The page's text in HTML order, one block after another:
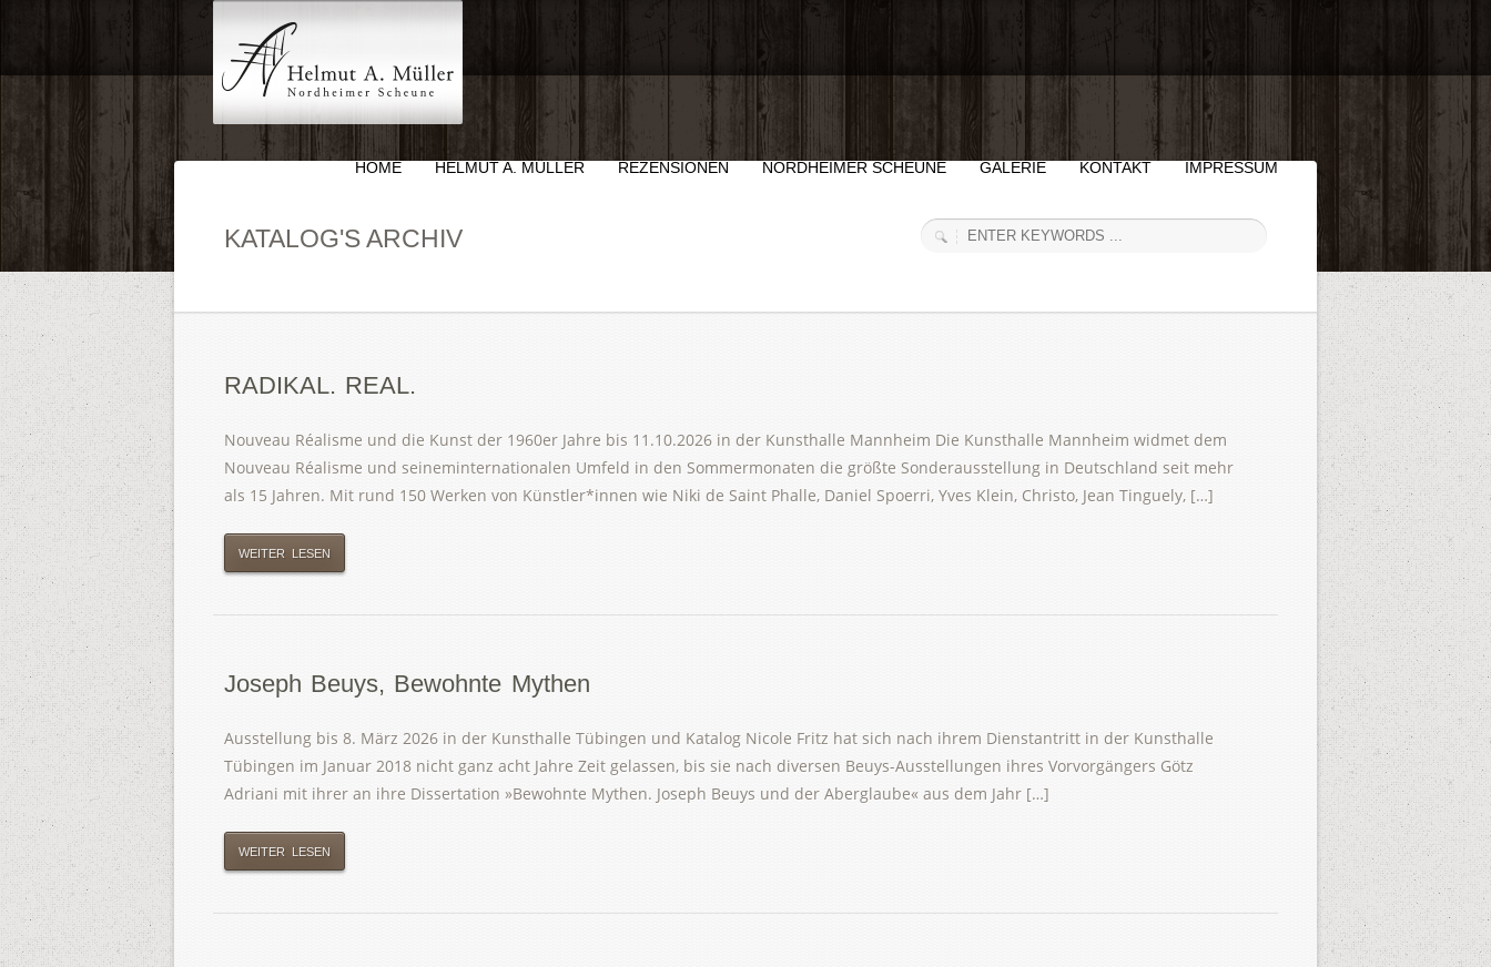
HOME HELMUT A. MÜLLER REZENSIONEN NORDHEIMER SCHEUNE GALERIE KONTAKT IMPRESSUM
KATALOG'S ARCHIV
RADIKAL. REAL.
Nouveau Réalisme und die Kunst der 1960er Jahre bis 11.10.2026 in der Kunsthalle Mannheim Die Kunsthalle Mannheim widmet dem
Nouveau Réalisme und seineminternationalen Umfeld in den Sommermonaten die größte Sonderausstellung in Deutschland seit mehr
als 15 Jahren. Mit rund 150 Werken von Künstler*innen wie Niki de Saint Phalle, Daniel Spoerri, Yves Klein, Christo, Jean Tinguely, […]
WEITER LESEN
Joseph Beuys, Bewohnte Mythen
Ausstellung bis 8. März 2026 in der Kunsthalle Tübingen und Katalog Nicole Fritz hat sich nach ihrem Dienstantritt in der Kunsthalle
Tübingen im Januar 2018 nicht ganz acht Jahre Zeit gelassen, bis sie nach diversen Beuys-Ausstellungen ihres Vorvorgängers Götz
Adriani mit ihrer an ihre Dissertation »Bewohnte Mythen. Joseph Beuys und der Aberglaube« aus dem Jahr […]
WEITER LESEN